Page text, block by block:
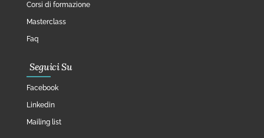
Corsi di formazione
Masterclass
Faq
Seguici Su
Facebook
Linkedin
Mailing list